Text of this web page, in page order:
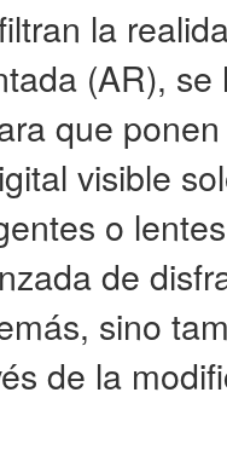
la
(AR),
que
visible
o
de
sino
de la